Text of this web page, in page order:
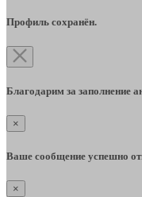
Профиль сохранён.
Благодарим за заполнение
×
Ваше сообщение успешно
×